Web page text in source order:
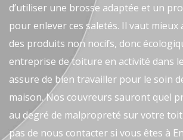
d’utiliser une brosse adaptée et un
pour enlever ces saletés. Il vaut mieux
des produits non nocifs, donc
entreprise de toiture en activité dans
assure de bien travailler pour le soin
maison. Nos couvreurs sauront quel
au degré de malpropreté sur votre
pas de nous contacter si vous êtes à